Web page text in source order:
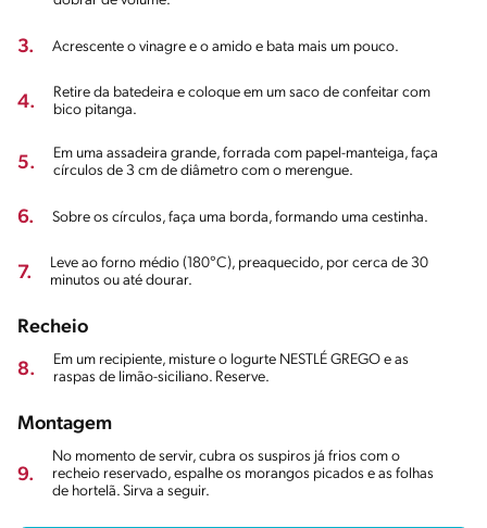
3. Acrescente o vinagre e o amido e bata mais um pouco.
4.
Retire da batedeira e coloque em um saco de confeitar com
bico pitanga.
5.
Em uma assadeira grande, forrada com papel-manteiga, faça
círculos de 3 cm de diâmetro com o merengue.
6. Sobre os círculos, faça uma borda, formando uma cestinha.
7.
Leve ao forno médio (180°C), preaquecido, por cerca de 30
minutos ou até dourar.
Recheio
8.
Em um recipiente, misture o Iogurte NESTLÉ GREGO e as
raspas de limão-siciliano. Reserve.
Montagem
9.
No momento de servir, cubra os suspiros já frios com o
recheio reservado, espalhe os morangos picados e as folhas
de hortelã. Sirva a seguir.